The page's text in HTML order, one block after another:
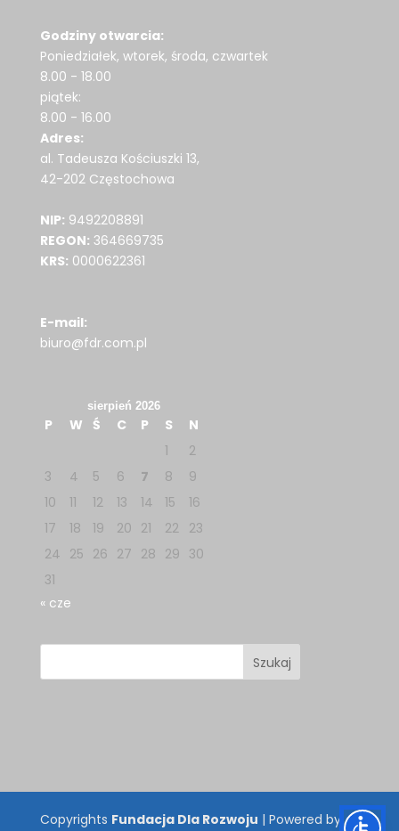
Godziny otwarcia:
Poniedziałek, wtorek, środa, czwartek
8.00 - 18.00
piątek:
8.00 - 16.00
Adres:
al. Tadeusza Kościuszki 13,
42-202 Częstochowa
NIP: 9492208891
REGON: 364669735
KRS: 0000622361
E-mail:
biuro@fdr.com.pl
sierpień 2026
P W Ś C P S
N
1
2
3
4 5 6 7 8
9
10
11 12 13 14 15
16
17
18 19 20 21 22
23
24 25 26 27 28 29 30
31
« cze
Copyrights Fundacja Dla Rozwoju | Powered by